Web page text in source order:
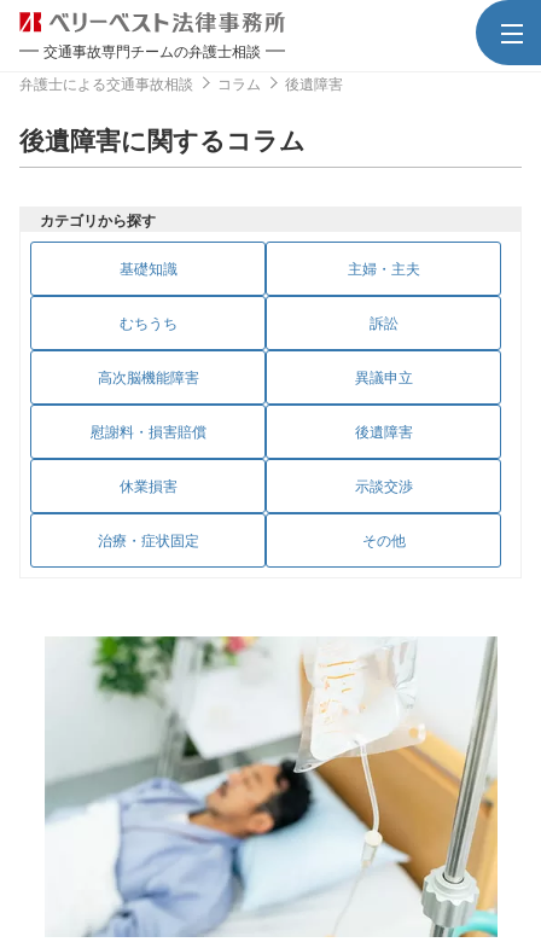
交通事故専門チームの弁護士相談
弁護士による交通事故相談
コラム 後遺障害
後遺障害に関するコラム
カテゴリから探す
基礎知識 主婦・主夫
むちうち 訴訟
高次脳機能障害 異議申立
慰謝料・損害賠償 後遺障害
休業損害 示談交渉
治療・症状固定 その他